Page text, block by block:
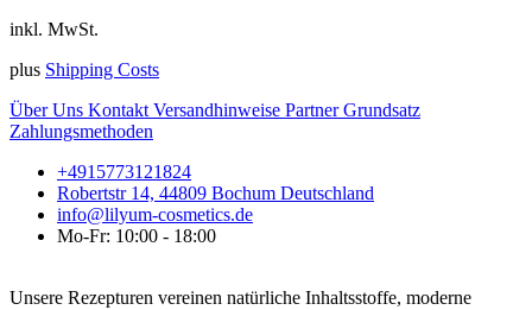
inkl. MwSt.
plus Shipping Costs
Über Uns Kontakt Versandhinweise PartnerGrundsatz
Zahlungsmethoden
+4915773121824
Robertstr 14, 44809 Bochum Deutschland
info@lilyum-cosmetics.de
Mo-Fr: 10:00 - 18:00
Unsere Rezepturen vereinen natürliche Inhaltsstoffe, moderne